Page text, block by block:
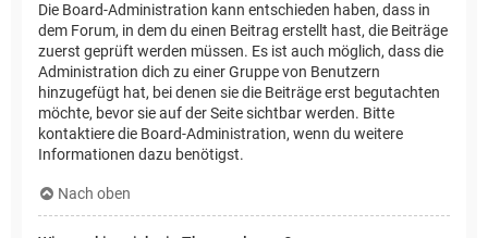
Die Board-Administration kann entschieden haben, dass in
dem Forum, in dem du einen Beitrag erstellt hast, die Beiträge
zuerst geprüft werden müssen. Es ist auch möglich, dass die
Administration dich zu einer Gruppe von Benutzern
hinzugefügt hat, bei denen sie die Beiträge erst begutachten
möchte, bevor sie auf der Seite sichtbar werden. Bitte
kontaktiere die Board-Administration, wenn du weitere
Informationen dazu benötigst.
Nach oben